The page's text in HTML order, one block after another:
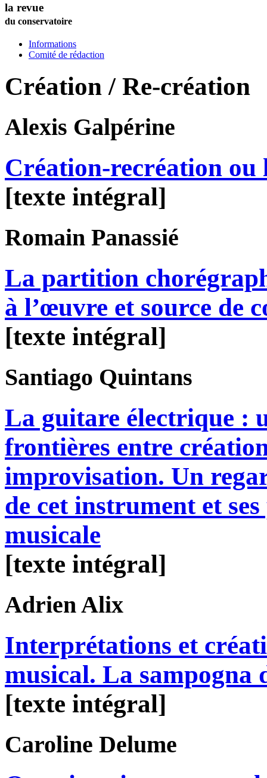
la revue
du conservatoire
Informations
Comité de rédaction
Création / Re-création
Alexis Galpérine
Création-recréation ou
[texte intégral]
Romain Panassié
La partition
à l’œuvre et source de
[texte intégral]
Santiago Quintans
La guitare électrique :
frontières entre
improvisation. Un
de cet instrument et
musicale
[texte intégral]
AdrienAlix
Interprétations et
musical. La sampogna
[texte intégral]
Caroline Delume